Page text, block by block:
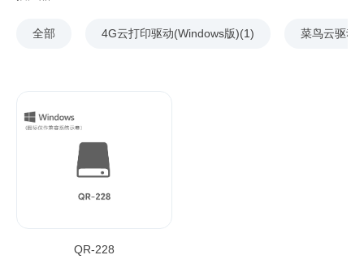
全部 4G云打印驱动(Windows版)(1) 菜鸟云驱动
QR-228